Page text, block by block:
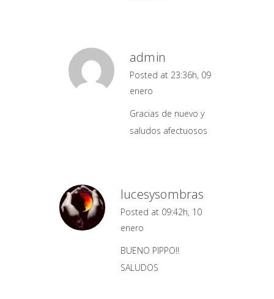
admin
Posted at 23:36h, 09
enero
Gracias de nuevo y
saludos afectuosos
lucesysombras
Posted at 09:42h, 10
enero
BUENO PIPPO!!
SALUDOS